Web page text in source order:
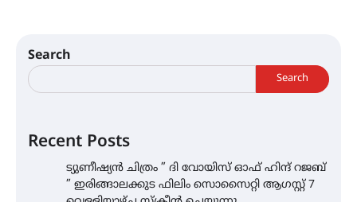
Search
Search
Recent Posts
ട്യുണീഷ്യൻ ചിത്രം ” ദി വോയിസ് ഓഫ് ഹിന്ദ് റജബ്
” ഇരിങ്ങാലക്കുട ഫിലിം സൊസൈറ്റി ആഗസ്റ്റ് 7